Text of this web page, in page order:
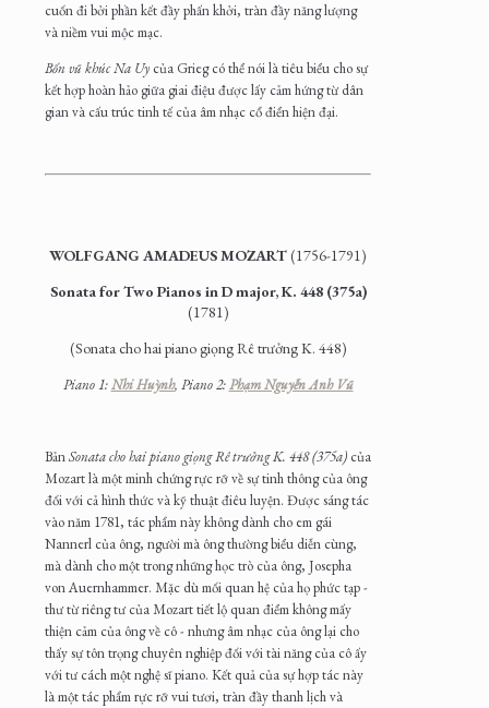
cuốn đi bởi phần kết đầy phấn khởi, tràn đầy năng lượng
và niềm vui mộc mạc.
Bốn vũ khúc Na Uy của Grieg có thể nói là tiêu biểu cho sự
kết hợp hoàn hảo giữa giai điệu được lấy cảm hứng từ dân
gian và cấu trúc tinh tế của âm nhạc cổ điển hiện đại.
WOLFGANG AMADEUS MOZART(1756-1791)
Sonata for Two Pianos in D major, K. 448 (375a)
(1781)
(Sonata cho hai piano giọng Rê trưởng K. 448)
Piano 1:Nhi Huỳnh, Piano 2:Phạm Nguyễn Anh Vũ
BảnSonata cho hai piano giọng Rê trưởng K. 448 (375a) của
Mozart là một minh chứng rực rỡ về sự tinh thông của ông
đối với cả hình thức và kỹ thuật điêu luyện. Được sáng tác
vào năm 1781, tác phẩm này không dành cho em gái
Nannerl của ông, người mà ông thường biểu diễn cùng,
mà dành cho một trong những học trò của ông, Josepha
von Auernhammer. Mặc dù mối quan hệ của họ phức tạp -
thư từ riêng tư của Mozart tiết lộ quan điểm không mấy
thiện cảm của ông về cô - nhưng âm nhạc của ông lại cho
thấy sự tôn trọng chuyên nghiệp đối với tài năng của cô ấy
với tư cách một nghệ sĩ piano. Kết quả của sự hợp tác này
là một tác phẩm rực rỡ vui tươi, tràn đầy thanh lịch và